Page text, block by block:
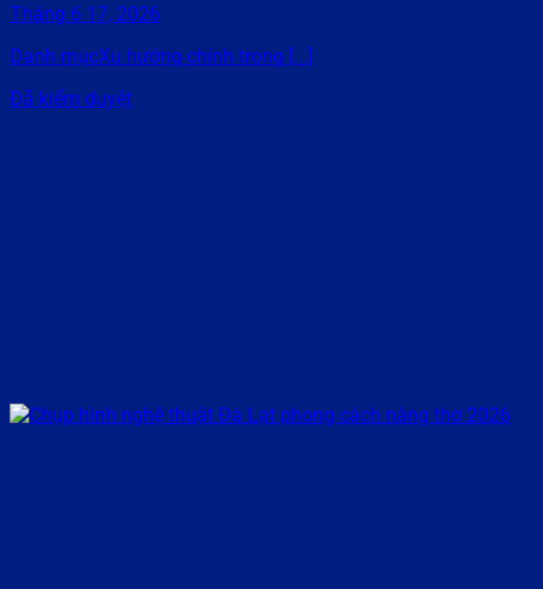
Tháng 6 17, 2026
Danh mụcXu hướng chính trong [...]
Đã kiểm duyệt